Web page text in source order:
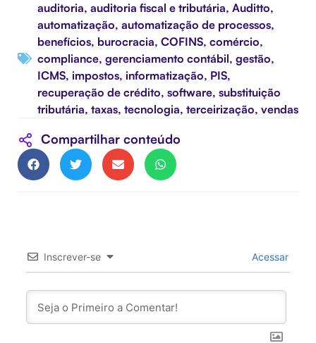
auditoria, auditoria fiscal e tributária, Auditto,
automatização, automatização de processos,
benefícios, burocracia, COFINS, comércio,
compliance, gerenciamento contábil, gestão,
ICMS, impostos, informatização, PIS,
recuperação de crédito, software, substituição
tributária, taxas, tecnologia, terceirização, vendas
Compartilhar conteúdo
Inscrever-se Acessar